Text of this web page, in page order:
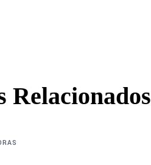
Relacionados